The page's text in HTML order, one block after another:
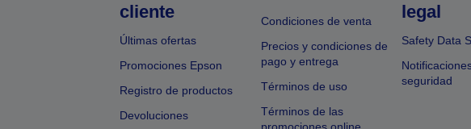
cliente
Últimas ofertas
Promociones Epson
Registro de productos
Devoluciones
Condiciones de venta
Precios y condiciones de
pago y entrega
Términos de uso
Términos de las
legal
Safety Data
seguridad